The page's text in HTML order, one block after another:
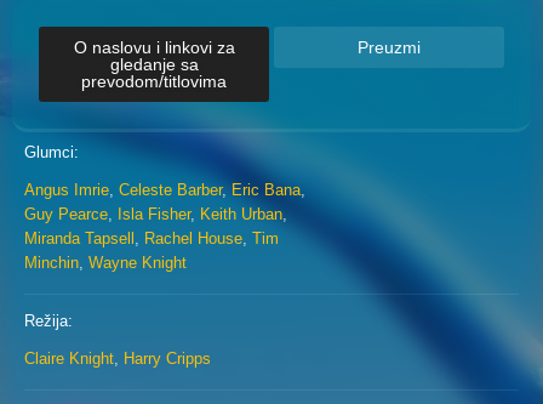
O naslovu i linkovi za
gledanje sa
prevodom/titlovima
Preuzmi
Glumci:
Angus Imrie, Celeste Barber, Eric Bana,
Guy Pearce, Isla Fisher, Keith Urban,
Miranda Tapsell , Rachel House, Tim
Minchin, Wayne Knight
Režija:
Claire Knight, Harry Cripps